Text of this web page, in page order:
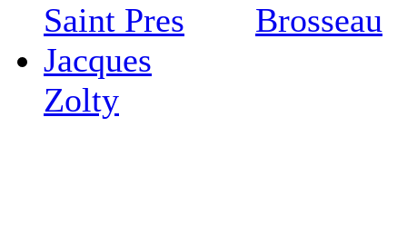
Saint Pres
Jacques
Zolty
Brosseau